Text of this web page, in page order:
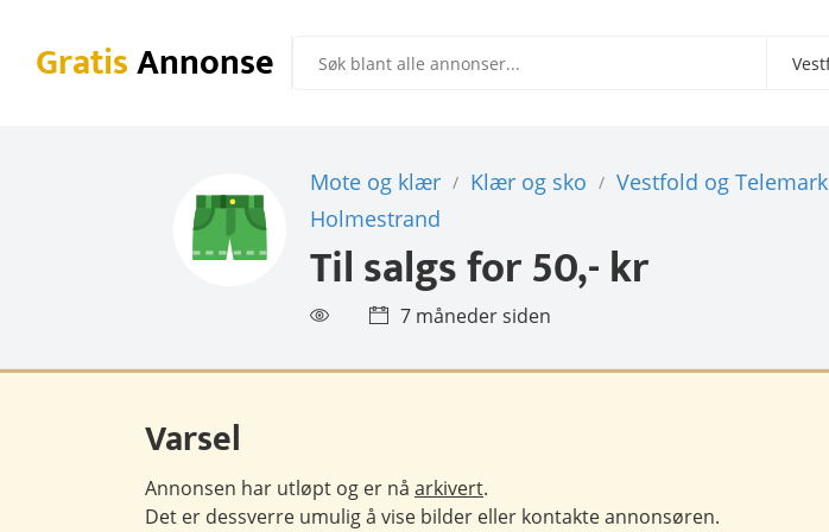
GratisAnnonse
Mote og klær / Klær og sko / Vestfold og Telemark
Holmestrand
Til salgs for50,- kr
7 måneder siden
Varsel
Annonsen har utløpt og er nå arkivert.
Det er dessverre umulig å vise bilder eller kontakte annonsøren.